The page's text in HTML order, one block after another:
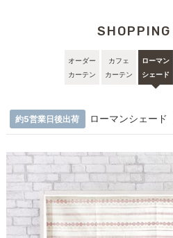
オーダー
カーテン
カフェ
カーテン
ローマン
シェード
約5営業日後出荷 ローマンシェード